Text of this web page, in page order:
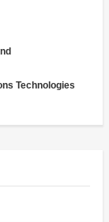
Technologies